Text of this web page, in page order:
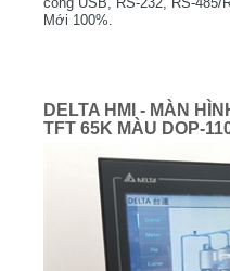
Mới 100%.
DELTA HMI - MÀN
TFT 65K MÀU DOP-